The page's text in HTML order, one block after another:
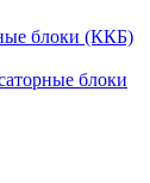
блоки (ККБ)
блоки